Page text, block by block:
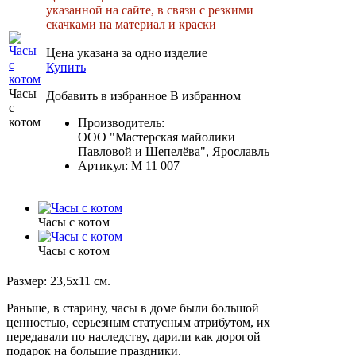
Часы
с
котом
указанной на сайте, в связи с резкими
скачками на материал и краски
Цена указана за одно изделие
Купить
Добавить в избранное В избранном
Производитель:
ООО "Мастерская майолики
Павловой и Шепелёва", Ярославль
Артикул: M 11 007
Часы с котом
Часы с котом
Размер: 23,5х11 см.
Раньше, в старину, часы в доме были большой
ценностью, серьезным статусным атрибутом, их
передавали по наследству, дарили как дорогой
подарок на большие праздники.